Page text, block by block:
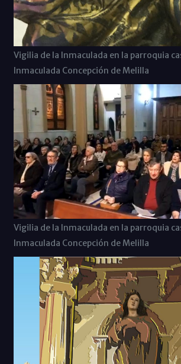
Vigilia de la Inmaculada en la parroquia
Inmaculada Concepción de Melilla
Vigilia de la Inmaculada en la parroquia
Inmaculada Concepción de Melilla